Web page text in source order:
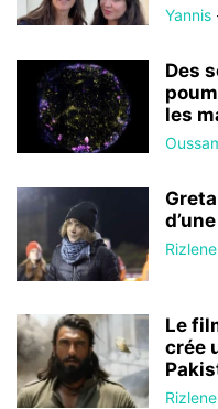
Yannis
Des
les
Rizlene
Le
crée
Rizlene